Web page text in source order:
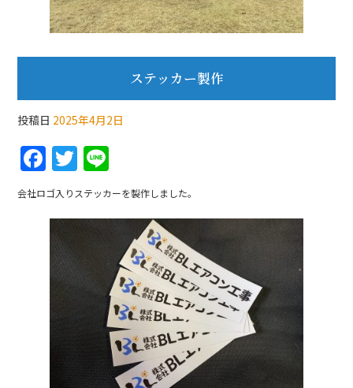
ステッカー製作
投稿日 2025年4月2日
F
a
c
e
b
o
o
k
T
w
itt
er
n
e
会社ロゴ入りステッカーを製作しました。